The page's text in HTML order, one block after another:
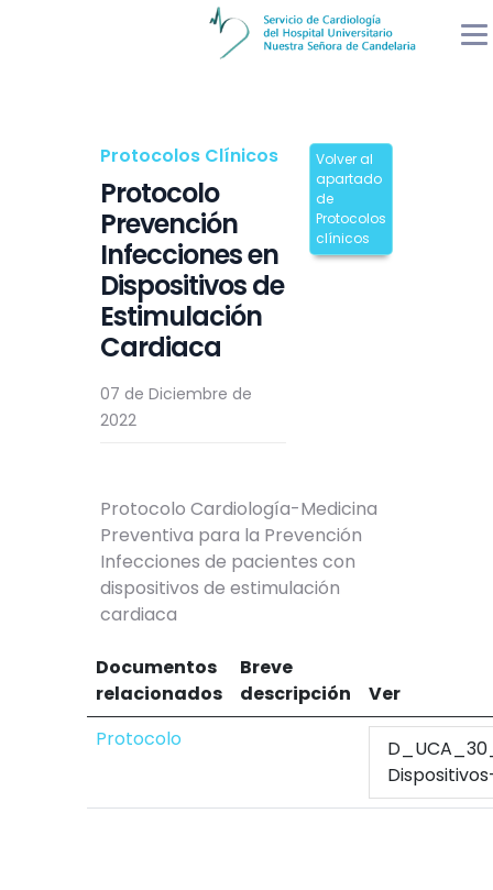
Protocolos Clínicos
Protocolo
Prevención
Infecciones en
Dispositivos de
Estimulación
Cardiaca
07 de Diciembre de
2022
Volver al
apartado
de
Protocolos
clínicos
Protocolo Cardiología-Medicina
Preventiva para la Prevención
Infecciones de pacientes con
dispositivos de estimulación
cardiaca
Documentos
relacionados
Breve
descripción
Ver
Protocolo